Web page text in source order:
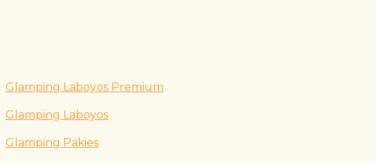
Glamping Laboyos Premium
Glamping Laboyos
Glamping Pakies